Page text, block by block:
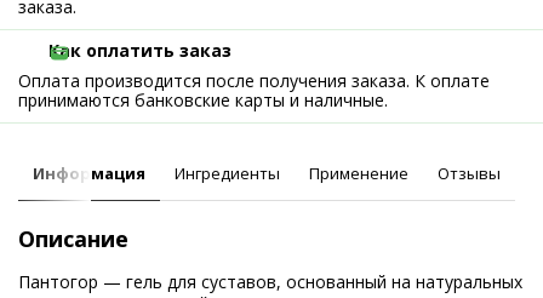
заказа.
Как оплатить заказ
Оплата производится после получения заказа. К оплате
принимаются банковские карты и наличные.
Информация Ингредиенты Применение Отзывы
Описание
Пантогор — гель для суставов, основанный на натуральных